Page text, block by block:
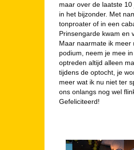
maar over de laatste
in het bijzonder. Met
tonproater of in een
Prinsengarde kwam en
Maar naarmate ik meer
podium, neem je mee
optreden altijd alleen
tijdens de optocht, je
meer wat ik nu niet ter
ons onlangs nog wel
Gefeliciteerd!